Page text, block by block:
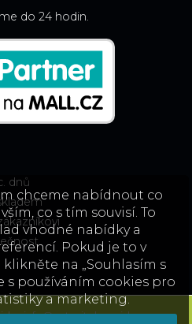
chceme nabídnout co
co s tím souvisí. To
vhodné nabídky a
Pokud je to v
na „Souhlasím s
s používáním cookies pro
a marketing.
do 24 hodin.
dnů
info@zatavitelnemisky.cz